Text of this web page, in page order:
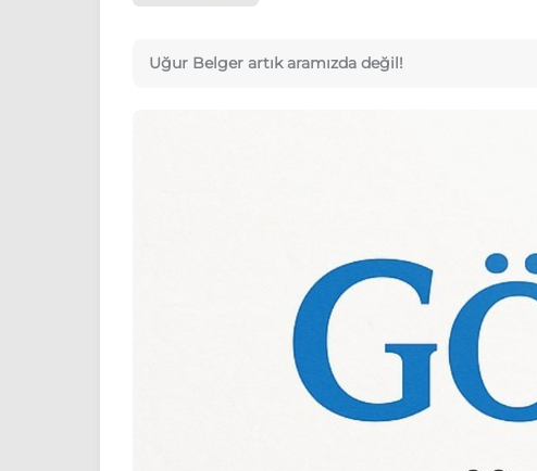
Uğur Belger artık aramızda değil!